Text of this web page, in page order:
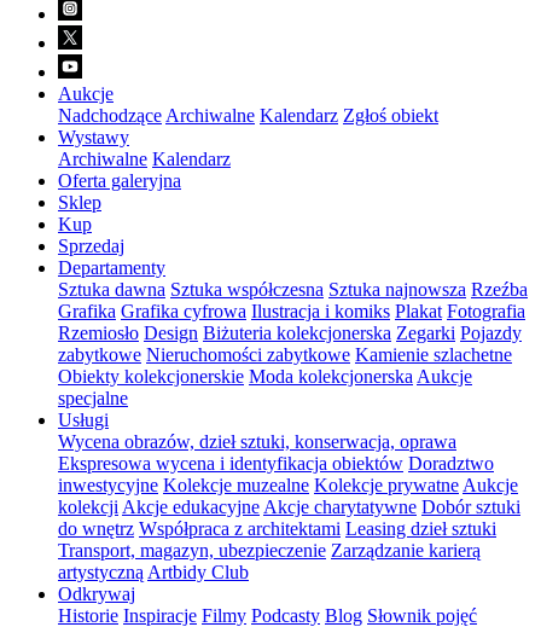
Aukcje
Nadchodzące Archiwalne Kalendarz Zgłoś obiekt
Wystawy
Archiwalne Kalendarz
Oferta galeryjna
Sklep
Kup
Sprzedaj
Departamenty
Sztuka dawna Sztuka współczesna Sztuka najnowsza Rzeźba
Grafika Grafika cyfrowa Ilustracja i komiks Plakat Fotografia
Rzemiosło Design Biżuteria kolekcjonerska Zegarki Pojazdy
zabytkowe Nieruchomości zabytkowe Kamienie szlachetne
Obiekty kolekcjonerskie Moda kolekcjonerska Aukcje
specjalne
Usługi
Wycena obrazów, dzieł sztuki, konserwacja, oprawa
Ekspresowa wycena i identyfikacja obiektów Doradztwo
inwestycyjne Kolekcje muzealne Kolekcje prywatne Aukcje
kolekcji Akcje edukacyjne Akcje charytatywne Dobór sztuki
do wnętrz Współpraca z architektami Leasing dzieł sztuki
Transport, magazyn, ubezpieczenie Zarządzanie karierą
artystyczną Artbidy Club
Odkrywaj
Historie Inspiracje Filmy Podcasty Blog Słownik pojęć